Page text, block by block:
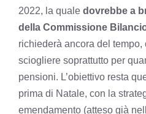
2022, la quale dovrebbe a
della Commissione
richiederà ancora del
sciogliere soprattutto per
pensioni. L’obiettivo resta
prima di Natale, con la
emendamento (atteso già